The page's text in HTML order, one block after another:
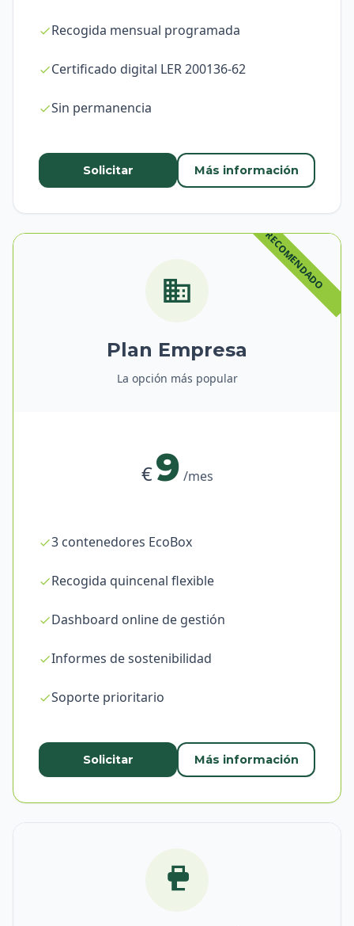
Recogida mensual programada
Certificado digital LER 200136-62
Sin permanencia
Solicitar Más información
Plan Empresa
La opción más popular
€9 /mes
3 contenedores EcoBox
Recogida quincenal flexible
Dashboard online de gestión
Informes de sostenibilidad
Soporte prioritario
Solicitar Más información